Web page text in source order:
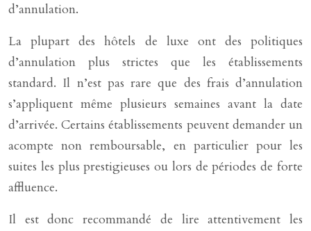
d’annulation.
La plupart des hôtels de luxe ont des politiques
d’annulation plus strictes que les établissements
standard. Il n’est pas rare que des frais d’annulation
s’appliquent même plusieurs semaines avant la date
d’arrivée. Certains établissements peuvent demander un
acompte non remboursable, en particulier pour les
suites les plus prestigieuses ou lors de périodes de forte
affluence.
Il est donc recommandé de lire attentivement les